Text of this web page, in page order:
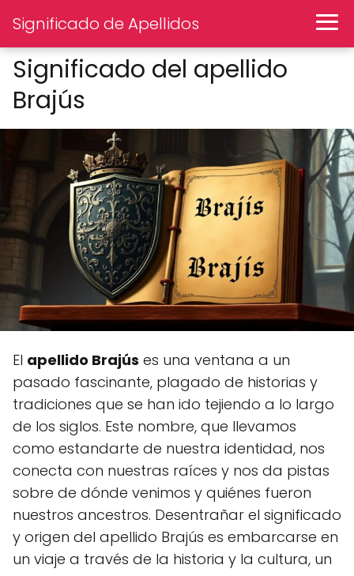
Significado de Apellidos
Significado del apellido
Brajús
El apellido Brajús es una ventana a un
pasado fascinante, plagado de historias y
tradiciones que se han ido tejiendo a lo largo
de los siglos. Este nombre, que llevamos
como estandarte de nuestra identidad, nos
conecta con nuestras raíces y nos da pistas
sobre de dónde venimos y quiénes fueron
nuestros ancestros. Desentrañar el significado
y origen del apellido Brajús es embarcarse en
un viaje a través de la historia y la cultura, un